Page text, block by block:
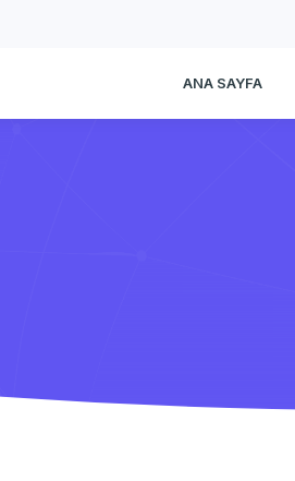
ANA SAYFA